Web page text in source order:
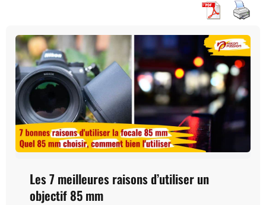
Les 7 meilleures raisons d’utiliser un
objectif 85 mm